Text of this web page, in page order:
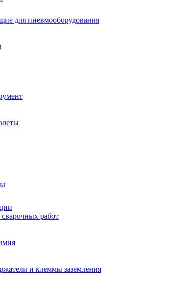
для пневмооборудования
работ
и клеммы заземления